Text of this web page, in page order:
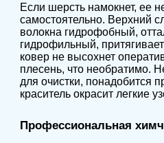
Если шерсть намокнет, ее
самостоятельно. Верхний
волокна гидрофобный,
гидрофильный,
ковер не высохнет
плесень, что необратимо.
для очистки, понадобится
краситель окрасит легкие
Профессиональная